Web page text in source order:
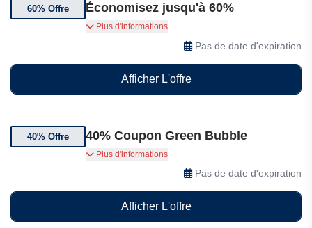
60% Offre Économisez jusqu'à 60%
Bénéficiez de jusqu'à 60 % de réduction sur les
soldes de Green Bubble
Plus d'informations
Pas de date d'expiration
Afficher L'offre
40% Offre 40% Coupon Green Bubble
Jusqu'à 40% de réduction sur une sélection de
produits Green Bubble
Plus d'informations
Pas de date d'expiration
Afficher L'offre